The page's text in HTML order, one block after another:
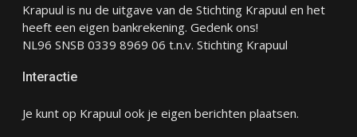
Krapuul is nu de uitgave van de Stichting Krapuul en het
heeft een eigen bankrekening. Gedenk ons!
NL96 SNSB 0339 8969 06 t.n.v. Stichting Krapuul
Interactie
Je kunt op Krapuul ook je eigen berichten plaatsen.